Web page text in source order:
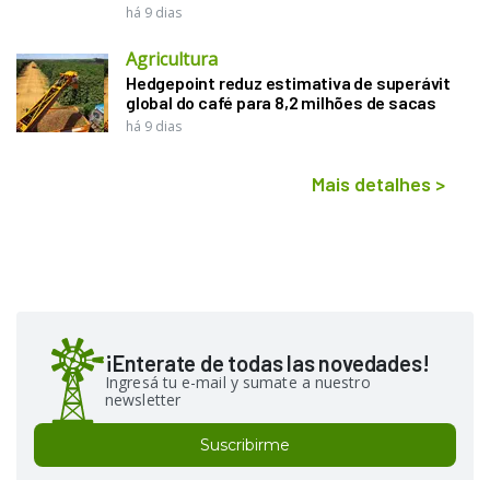
há 9 dias
Agricultura
Hedgepoint reduz estimativa de superávit
global do café para 8,2 milhões de sacas
há 9 dias
Mais detalhes >
¡Enterate de todas las novedades!
Ingresá tu e-mail y sumate a nuestro
newsletter
Suscribirme